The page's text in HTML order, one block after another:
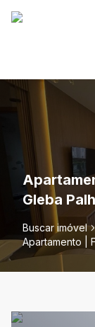
Gleba
Buscar imóvel
Apartamento |